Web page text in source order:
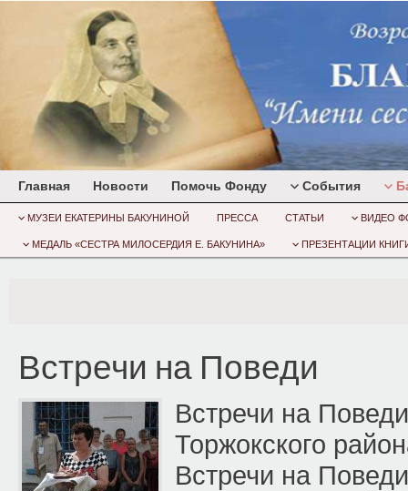
Главная Новости Помочь Фонду События
МУЗЕИ ЕКАТЕРИНЫ БАКУНИНОЙ ПРЕССА СТАТЬИ ВИДЕО
МЕДАЛЬ «СЕСТРА МИЛОСЕРДИЯ Е. БАКУНИНА» ПРЕЗЕНТАЦИИ
Встречи на Поведи
Встречи на
Торжокского
Встречи на